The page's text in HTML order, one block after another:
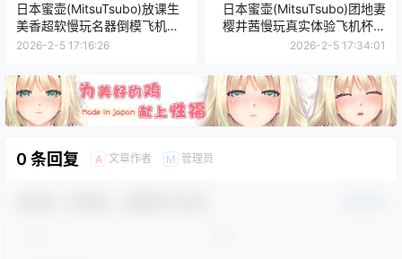
日本蜜壶(MitsuTsubo)放课生
美香超软慢玩名器倒模飞机杯
测评报告
2026-2-5 17:16:26
日本蜜壶(MitsuTsubo)团地妻
樱井茜慢玩真实体验飞机杯测
评报告
2026-2-5 17:34:01
0 条回复 A 文章作者 M 管理员